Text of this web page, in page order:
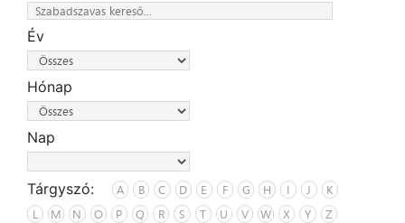
Év
Hónap
Nap
Tárgyszó: A B C D E F G H I J
K
L
M N O P Q R S T U V W X Y Z